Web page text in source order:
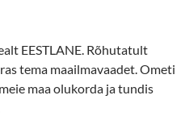
EESTLANE. Rõhutatult
tema maailmavaadet. Ometi
maa olukorda ja tundis